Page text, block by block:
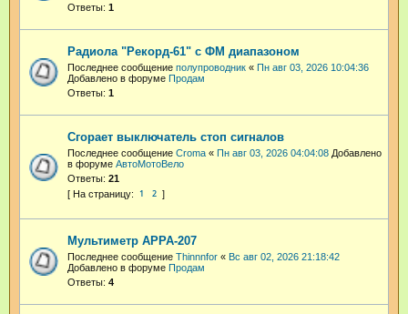
Ответы: 1
Радиола "Рекорд-61" с ФМ диапазоном
Последнее сообщение полупроводник « Пн авг 03, 2026 10:04:36
Добавлено в форуме Продам
Ответы: 1
Сгорает выключатель стоп сигналов
Последнее сообщение Croma « Пн авг 03, 2026 04:04:08 Добавлено
в форуме АвтоМотоВело
Ответы: 21
1 2
Мультиметр APPA-207
Последнее сообщение Thinnnfor « Вс авг 02, 2026 21:18:42
Добавлено в форуме Продам
Ответы: 4